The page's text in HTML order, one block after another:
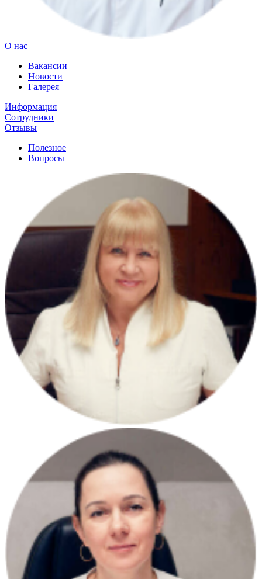
О нас
Вакансии
Новости
Галерея
Информация
Сотрудники
Отзывы
Полезное
Вопросы